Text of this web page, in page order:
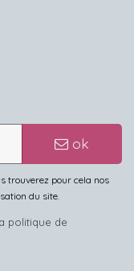
ok
trouverez pour cela nos
du site.
politique de